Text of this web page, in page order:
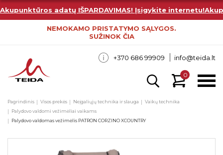
Akupunktūros adatų IŠPARDAVIMAS! Įsigykite internetu!
NEMOKAMO PRISTATYMO SĄLYGOS.
SUŽINOK ČIA
0
+370 686 99909 info@teida.lt
Pagrindinis Visos prekės Neįgaliųjų technika ir slauga
Vaikų technika
Palydovo valdomi vežimėliai vaikams
Palydovo valdomas vežimėlis PATRON CORZINO XCOUNTRY